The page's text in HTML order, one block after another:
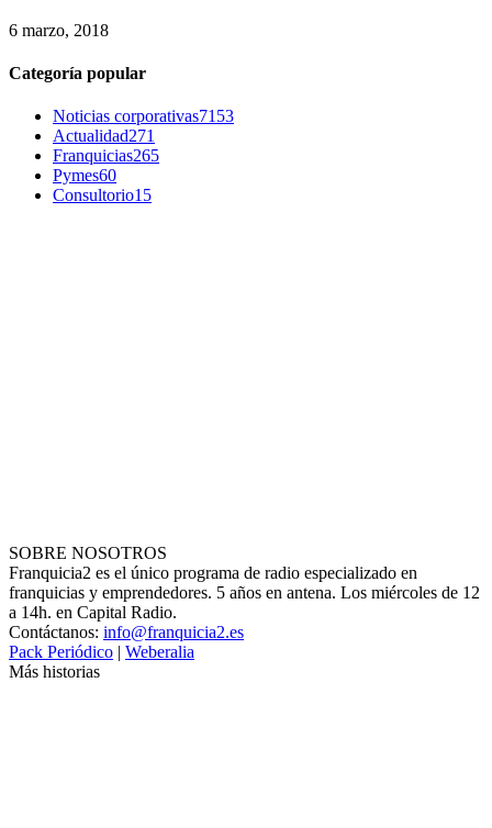
6 marzo, 2018
Categoría popular
Noticias corporativas7153
Actualidad271
Franquicias265
Pymes60
Consultorio15
SOBRE NOSOTROS
Franquicia2 es el único programa de radio especializado en
franquicias y emprendedores. 5 años en antena. Los miércoles de 12
a 14h. en Capital Radio.
Contáctanos: info@franquicia2.es
Pack Periódico | Weberalia
Más historias